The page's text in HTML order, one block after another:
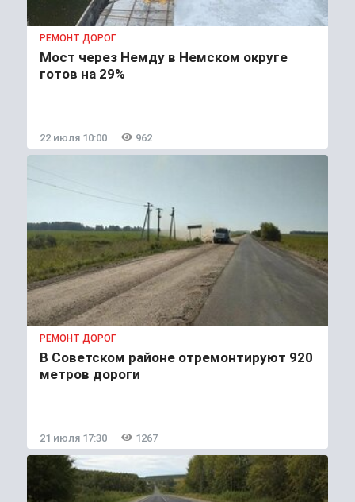
РЕМОНТ ДОРОГ
Мост через Немду в Немском округе
готов на 29%
22 июля 10:00 962
РЕМОНТ ДОРОГ
В Советском районе отремонтируют 920
метров дороги
21 июля 17:30 1267